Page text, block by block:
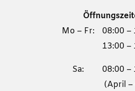
Mo – Fr:
08:00 –
13:00 –
Sa:
08:00 –
(April